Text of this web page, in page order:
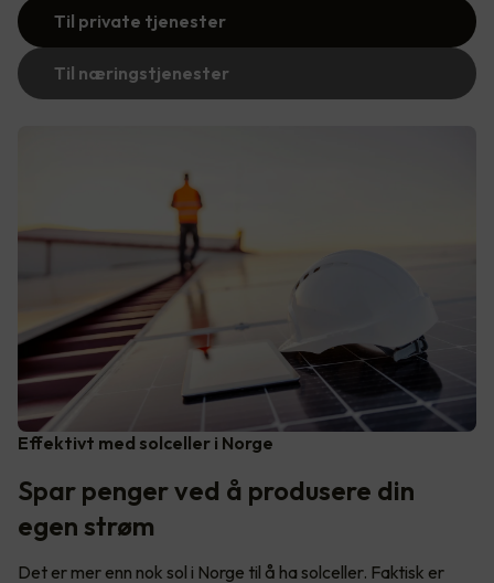
Til private tjenester
Til næringstjenester
Effektivt med solceller i Norge
Spar penger ved å produsere din
egen strøm
Det er mer enn nok sol i Norge til å ha solceller. Faktisk er